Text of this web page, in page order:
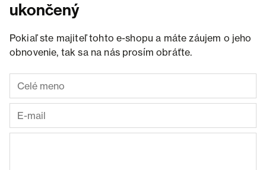
ukončený
Pokiaľ ste majiteľ tohto e-shopu a máte záujem o jeho
obnovenie, tak sa na nás prosím obráťte.